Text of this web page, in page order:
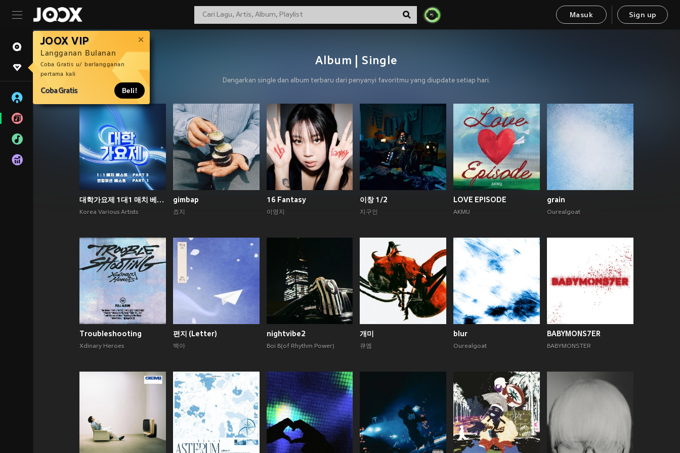
Masuk Sign up
JOOX VIP
Langganan Bulanan
Coba Gratis u/ berlangganan
pertama kali
Coba Gratis Beli!
Album | Single
Dengarkan single dan album terbaru dari penyanyi favoritmu yang diupdate setiap hari.
대학가요제 1대1 매치 베스트 PART3, 연합미션 베스트 PART1
Korea Various Artists
gimbap
죠지
16 Fantasy
이영지
이창 1/2
지구인
LOVE EPISODE
AKMU
grain
Ourealgoat
Troubleshooting
Xdinary Heroes
편지 (Letter)
백아
nightvibe2
Boi B(of Rhythm Power)
개미
큐엠
blur
Ourealgoat
BABYMONS7ER
BABYMONSTER